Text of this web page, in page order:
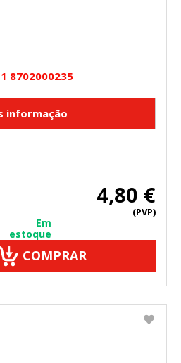
8702000235
4,80 €
(PVP)
Em
estoque
COMPRAR